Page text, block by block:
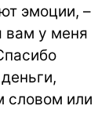
эмоции, –
вам у меня
словом или